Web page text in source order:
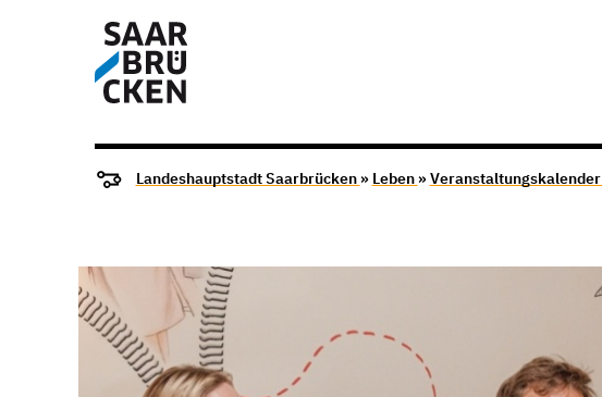
Landeshauptstadt Saarbrücken » Leben »Veranstaltungskalender